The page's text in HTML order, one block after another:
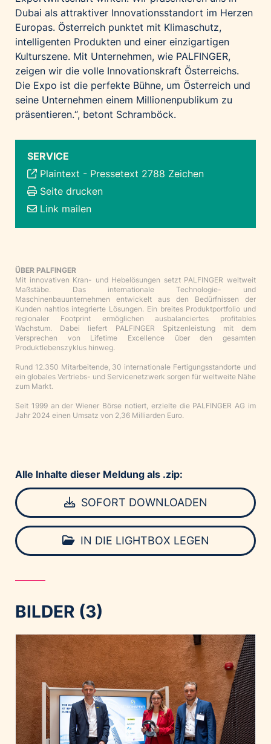
Dubai als attraktiver Innovationsstandort im Herzen
Europas. Österreich punktet mit Klimaschutz,
intelligenten Produkten und einer einzigartigen
Kulturszene. Mit Unternehmen, wie PALFINGER,
zeigen wir die volle Innovationskraft Österreichs.
Die Expo ist die perfekte Bühne, um Österreich und
seine Unternehmen einem Millionenpublikum zu
präsentieren.“, betont Schramböck.
SERVICE
Plaintext - Pressetext 2788 Zeichen
Seite drucken
Link mailen
ÜBER PALFINGER
Mit innovativen Kran- und Hebelösungen setzt PALFINGER weltweit
Maßstäbe. Das internationale Technologie- und
Maschinenbauunternehmen entwickelt aus den Bedürfnissen der
Kunden nahtlos integrierte Lösungen. Ein breites Produktportfolio und
regionaler Footprint ermöglichen ausbalanciertes profitables
Wachstum. Dabei liefert PALFINGER Spitzenleistung mit dem
Versprechen von Lifetime Excellence über den gesamten
Produktlebenszyklus hinweg.
Rund 12.350 Mitarbeitende, 30 internationale Fertigungsstandorte und
ein globales Vertriebs- und Servicenetzwerk sorgen für weltweite Nähe
zum Markt.
Seit 1999 an der Wiener Börse notiert, erzielte die PALFINGER AG im
Jahr 2024 einen Umsatz von 2,36 Milliarden Euro.
Alle Inhalte dieser Meldung als .zip:
SOFORT DOWNLOADEN
IN DIE LIGHTBOX LEGEN
BILDER (3)